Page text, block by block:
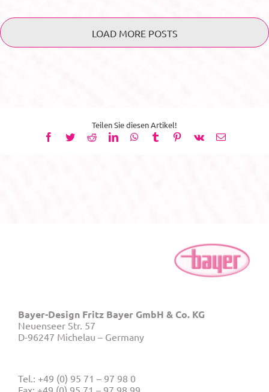
LOAD MORE POSTS
Teilen Sie diesen Artikel!
Facebook
TwitterRedditLinkedInWhatsApp
TumblrPinterest
Vk
E-
Bayer-Design Fritz Bayer GmbH & Co. KG
Neuenseer Str. 57
D-96247 Michelau – Germany
Tel.: +49 (0) 95 71 – 97 98 0